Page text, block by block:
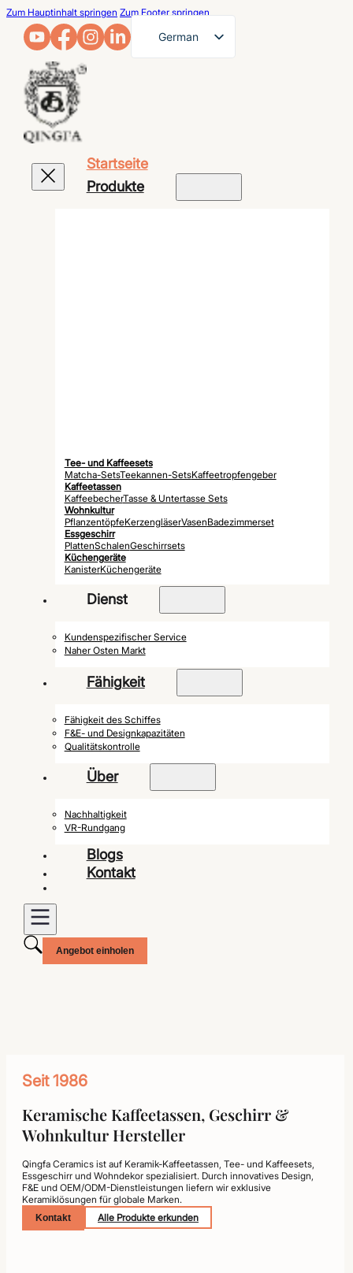
Zum Hauptinhalt springen Zum Footer springen
German
Startseite
Produkte
Tee- und Kaffeesets
Matcha-SetsTeekannen-SetsKaffeetropfengeber
Kaffeetassen
KaffeebecherTasse & Untertasse Sets
Wohnkultur
PflanzentöpfeKerzengläserVasenBadezimmerset
Essgeschirr
PlattenSchalenGeschirrsets
Küchengeräte
KanisterKüchengeräte
Dienst
Kundenspezifischer Service
Naher Osten Markt
Fähigkeit
Fähigkeit des Schiffes
F&E- und Designkapazitäten
Qualitätskontrolle
Über
Nachhaltigkeit
VR-Rundgang
Blogs
Kontakt
Angebot einholen
Seit 1986
Keramische Kaffeetassen, Geschirr &
Wohnkultur Hersteller
Qingfa Ceramics ist auf Keramik-Kaffeetassen, Tee- und Kaffeesets,
Essgeschirr und Wohndekor spezialisiert. Durch innovatives Design,
F&E und OEM/ODM-Dienstleistungen liefern wir exklusive
Keramiklösungen für globale Marken.
Kontakt Alle Produkte erkunden